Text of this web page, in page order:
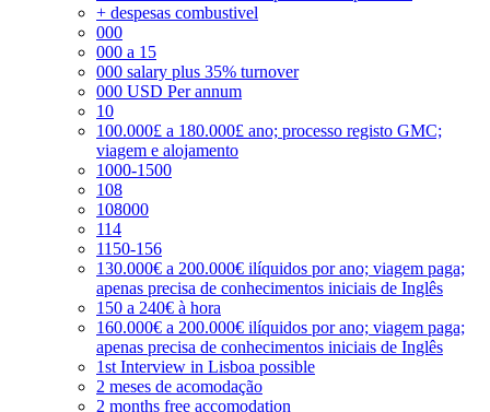
+ despesas combustivel
000
000 a 15
000 salary plus 35% turnover
000 USD Per annum
10
100.000£ a 180.000£ ano; processo registo GMC;
viagem e alojamento
1000-1500
108
108000
114
1150-156
130.000€ a 200.000€ ilíquidos por ano; viagem paga;
apenas precisa de conhecimentos iniciais de Inglês
150 a 240€ à hora
160.000€ a 200.000€ ilíquidos por ano; viagem paga;
apenas precisa de conhecimentos iniciais de Inglês
1st Interview in Lisboa possible
2 meses de acomodação
2 months free accomodation